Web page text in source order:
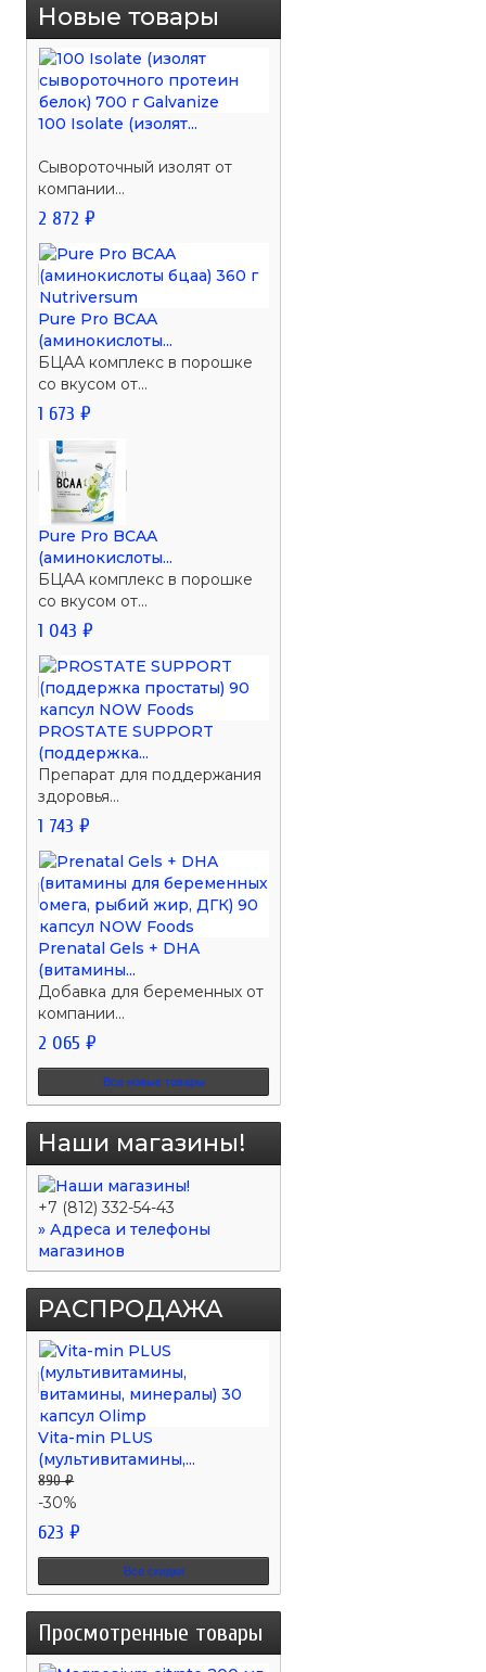
Новые товары
100 Isolate (изолят...
Сывороточный изолят от
компании...
2 872 ₽
Pure Pro BCAA
(аминокислоты...
БЦАА комплекс в порошке
со вкусом от...
1 673 ₽
Pure Pro BCAA
(аминокислоты...
БЦАА комплекс в порошке
со вкусом от...
1 043 ₽
PROSTATE SUPPORT
(поддержка...
Препарат для поддержания
здоровья...
1 743 ₽
Prenatal Gels + DHA
(витамины...
Добавка для беременных от
компании...
2 065 ₽
Все новые товары
Наши магазины!
+7 (812) 332-54-43
» Адреса и телефоны
магазинов
РАСПРОДАЖА
Vita-min PLUS
(мультивитамины,...
890 ₽
-30%
623 ₽
Все скидки
Просмотренные товары